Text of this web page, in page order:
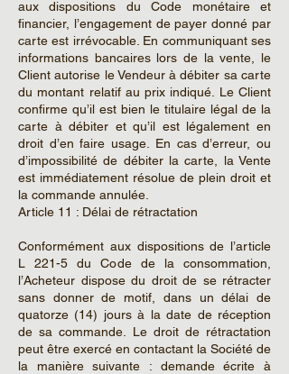
aux dispositions du Code monétaire et
financier, l’engagement de payer donné par
carte est irrévocable. En communiquant ses
informations bancaires lors de la vente, le
Client autorise le Vendeur à débiter sa carte
du montant relatif au prix indiqué. Le Client
confirme qu’il est bien le titulaire légal de la
carte à débiter et qu’il est légalement en
droit d’en faire usage. En cas d’erreur, ou
d’impossibilité de débiter la carte, la Vente
est immédiatement résolue de plein droit et
la commande annulée.
Article 11 : Délai de rétractation
Conformément aux dispositions de l’article
L 221-5 du Code de la consommation,
l’Acheteur dispose du droit de se rétracter
sans donner de motif, dans un délai de
quatorze (14) jours à la date de réception
de sa commande. Le droit de rétractation
peut être exercé en contactant la Société de
la manière suivante : demande écrite à